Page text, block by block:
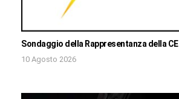
Sondaggio della Rappresentanza della CE
10 Agosto 2026